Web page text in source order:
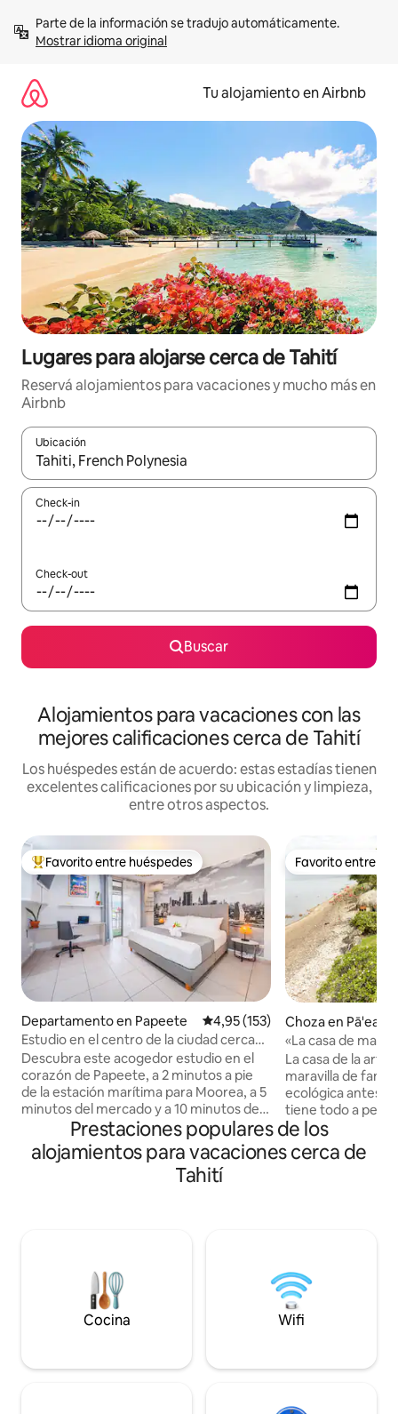
contenidoMostrar idioma original
Tu alojamiento en Airbnb
Lugares para alojarse cerca de Tahití
Reservá alojamientos para vacaciones y mucho más en
Airbnb
Ubicación
Cuando los resultados estén disponibles, navegá con las
Check-in
Check-out
Buscar
Alojamientos para vacaciones con las
mejores calificaciones cerca de Tahití
Los huéspedes están de acuerdo: estas estadías tienen
excelentes calificaciones por su ubicación y limpieza,
entre otros aspectos.
Favorito entre los huéspedes más destacados
Favorito entre huéspedes
Departamento en Papeete Calificación promedio: 4,95 de
4,95 (153)
Estudio en el centro de la ciudad cerca
del ferry - Vista a la montaña
Descubra este acogedor estudio en el
corazón de Papeete, a 2 minutos a pie
de la estación marítima para Moorea, a 5
minutos del mercado y a 10 minutos del
parque de los jardines de Paofai. Disfrute
de una decoración depurada, una cama
de matrimonio, una cocina, una mesa
para dos y una zona de oficina. Todas las
estadía relajante o de negocios.
Favorito entre
Favorito entre
Choza en Pā'ea
«La casa de
mar»
La casa de la
maravilla de
ecológica antes
tiene todo a
tamaño. Viejo
realidad,
cabaña con todas
abierto al exterior.
Prestaciones populares de los
alojamientos para vacaciones cerca de
Tahití
Cocina Wifi